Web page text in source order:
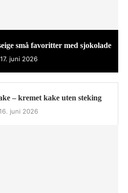
små favoritter med sjokolade
17. juni 2026
– kremet kake uten steking
juni 2026